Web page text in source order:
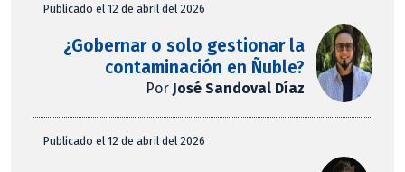
Publicado el 12 de abril del 2026
¿Gobernar o solo gestionar la
contaminación en Ñuble?
Por José Sandoval Díaz
Publicado el 12 de abril del 2026